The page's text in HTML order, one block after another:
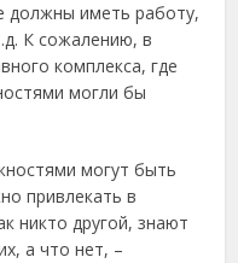
должны иметь работу,
К сожалению, в
комплекса, где
могли бы
могут быть
привлекать в
никто другой, знают
а что нет, –